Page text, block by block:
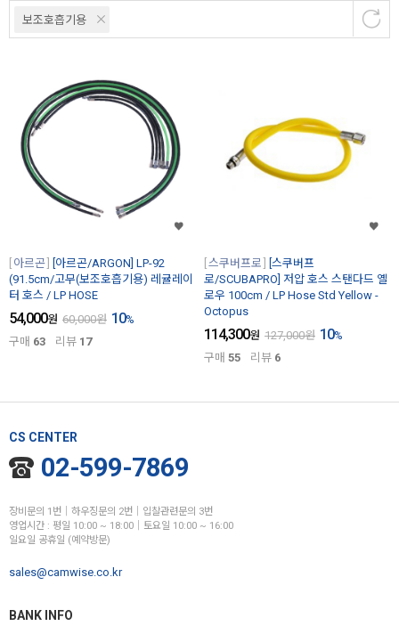
보조호흡기용
아르곤
[아르곤/ARGON] LP-92
(91.5cm/고무(보조호흡기용) 레귤레이
터 호스 / LP HOSE
54,000원 60,000원 10%
구매 63 리뷰 17
스쿠버프로
[스쿠버프
로/SCUBAPRO] 저압 호스 스탠다드 옐
로우 100cm / LP Hose Std Yellow -
Octopus
114,300원 127,000원 10%
구매 55 리뷰 6
CS CENTER
02-599-7869
장비문의 1번│하우징문의 2번│입찰관련문의 3번
영업시간 : 평일 10:00 ~ 18:00│토요일 10:00 ~ 16:00
일요일 공휴일 (예약방문)
sales@camwise.co.kr
BANK INFO